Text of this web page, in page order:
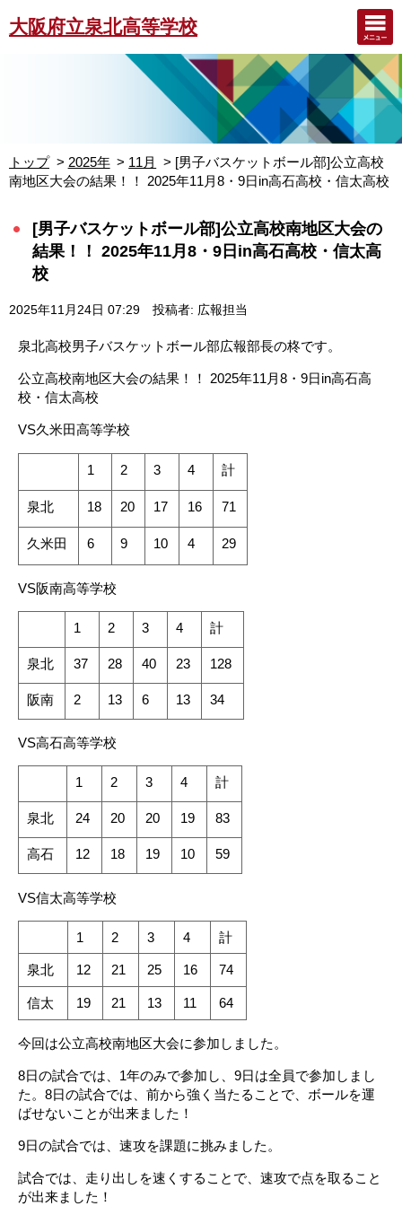
大阪府立泉北高等学校
トップ 2025年 11月
[男子バスケットボール部]公立高校
南地区大会の結果！！ 2025年11月8・9日in高石高校・信太高校
[男子バスケットボール部]公立高校南地区大会の
結果！！ 2025年11月8・9日in高石高校・信太高
校
2025年11月24日 07:29 投稿者: 広報担当
泉北高校男子バスケットボール部広報部長の柊です。
公立高校南地区大会の結果！！ 2025年11月8・9日in高石高
校・信太高校
VS久米田高等学校
1 2 3 4 計
泉北 18 20 17 16 71
久米田 6 9 10 4 29
VS阪南高等学校
1 2 3 4 計
泉北 37 28 40 23 128
阪南 2 13 6 13 34
VS高石高等学校
1 2 3 4 計
泉北 24 20 20 19 83
高石 12 18 19 10 59
VS信太高等学校
1 2 3 4 計
泉北 12 21 25 16 74
信太 19 21 13 11 64
今回は公立高校南地区大会に参加しました。
8日の試合では、1年のみで参加し、9日は全員で参加しまし
た。8日の試合では、前から強く当たることで、ボールを運
ばせないことが出来ました！
9日の試合では、速攻を課題に挑みました。
試合では、走り出しを速くすることで、速攻で点を取ること
が出来ました！